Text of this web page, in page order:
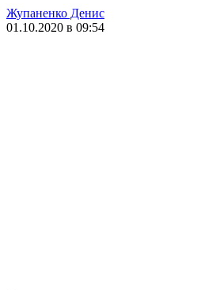
Жупаненко Денис
01.10.2020 в 09:54